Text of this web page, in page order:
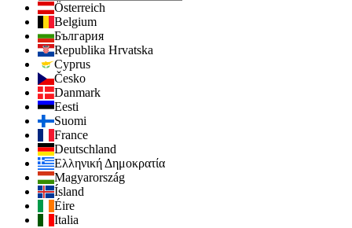
Österreich
Belgium
България
Republika Hrvatska
Cyprus
Česko
Danmark
Eesti
Suomi
France
Deutschland
Ελληνική Δημοκρατία
Magyarország
Ísland
Éire
Italia